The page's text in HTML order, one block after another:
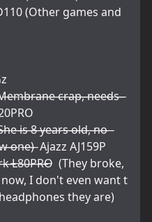
(Other games and
̶c̶r̶a̶p̶,̶ ̶n̶e̶e̶d̶s̶
̶i̶s̶ ̶8̶ ̶y̶e̶a̶r̶s̶ ̶o̶l̶d̶,̶ ̶n̶o̶
̶o̶n̶e̶)̶  Ajazz AJ159P
̶L̶8̶0̶P̶R̶O̶  (They broke,
I don't even want t
they are)